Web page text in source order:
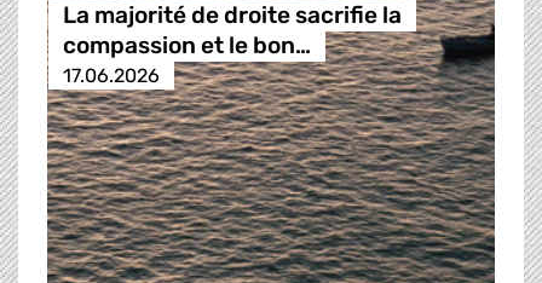
La majorité de droite sacrifie la
compassion et le bon…
17.06.2026